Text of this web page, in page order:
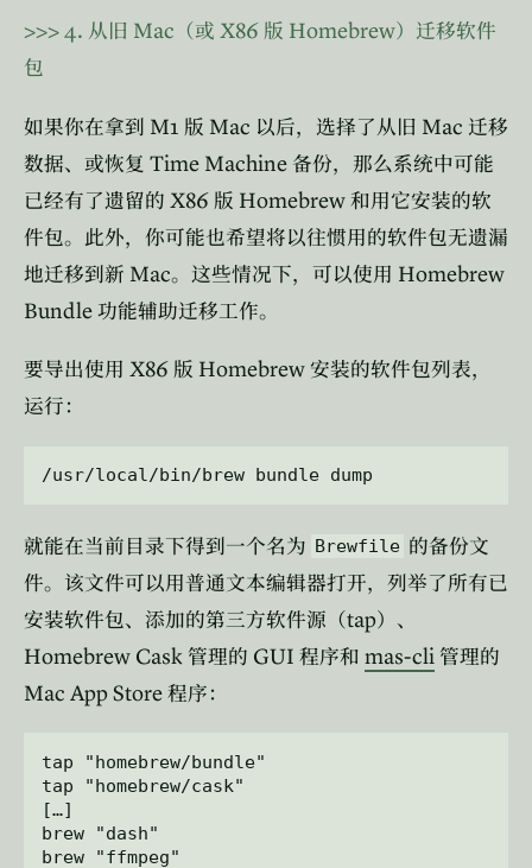
>>>4. 从旧 Mac （或 X86 版 Homebrew）迁移软件
包
如果你在拿到 M1 版 Mac 以后，选择了从旧 Mac 迁移
数据、或恢复 Time Machine备份，那么系统中可能
已经有了遗留的 X86 版 Homebrew和用它安装的软
件包。此外，你可能也希望将以往惯用的软件包无遗漏
地迁移到新 Mac。这些情况下，可以使用 Homebrew
Bundle功能辅助迁移工作。
要导出使用 X86 版 Homebrew 安装的软件包列表，
运行：
就能在当前目录下得到一个名为 Brewfile 的备份文
件。该文件可以用普通文本编辑器打开，列举了所有已
安装软件包、添加的第三方软件源（tap）、
Homebrew Cask管理的 GUI 程序和 mas-cli管理的
Mac App Store程序：
tap "homebrew/bundle"
tap "homebrew/cask"
[…]
brew "dash"
brew "ffmpeg"